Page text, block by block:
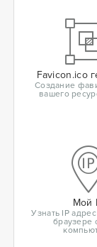
Favicon.ico
Создание
вашего
Мой
Узнать IP
браузере